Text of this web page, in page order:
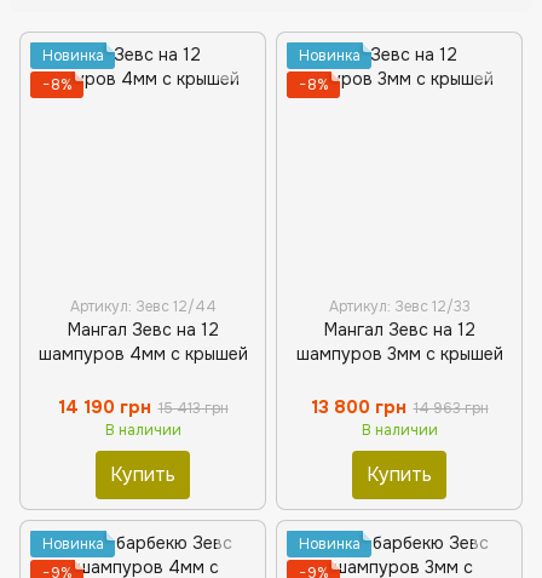
Новинка
−8%
Артикул: Зевс 12/44
Мангал Зевс на 12
шампуров 4мм с крышей
14 190 грн 15 413 грн
В наличии
Купить
Новинка
−8%
Артикул: Зевс 12/33
Мангал Зевс на 12
шампуров 3мм с крышей
13 800 грн 14 963 грн
В наличии
Купить
Новинка
−9%
Новинка
−9%